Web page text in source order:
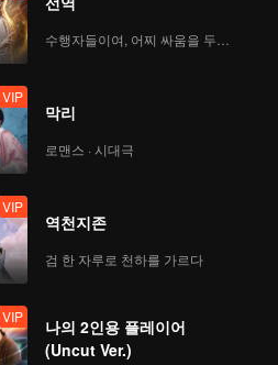
VIP
막리
로맨스 · 시대극
VIP
역천지존
검 한 자루로 천하를 가르다
VIP
나의 2인용 플레이어
(Uncut Ver.)